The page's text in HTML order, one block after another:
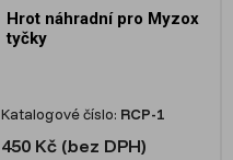
Hrot náhradní pro Myzox
tyčky
Katalogové číslo: RCP-1
450 Kč (bez DPH)